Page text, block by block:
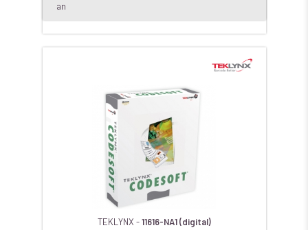
an
TEKLYNX -11616-NA1 (digital)